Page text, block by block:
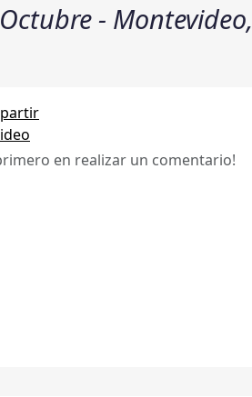
- Montevideo,
en realizar un comentario!